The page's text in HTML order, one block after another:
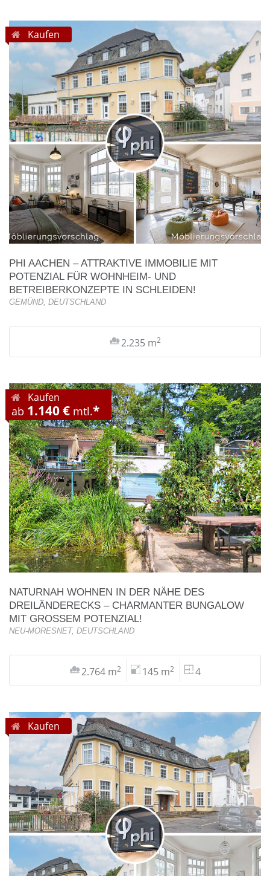
Kaufen
PHI AACHEN – ATTRAKTIVE IMMOBILIE MIT
POTENZIAL FÜR WOHNHEIM- UND
BETREIBERKONZEPTE IN SCHLEIDEN!
GEMÜND, DEUTSCHLAND
2.235 m2
Kaufen
ab 1.140 € mtl.*
NATURNAH WOHNEN IN DER NÄHE DES
DREILÄNDERECKS – CHARMANTER BUNGALOW
MIT GROSSEM POTENZIAL!
NEU-MORESNET, DEUTSCHLAND
2.764 m2 145 m2 4
Kaufen